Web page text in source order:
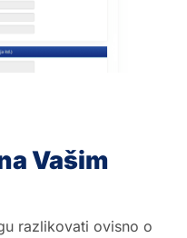
Vašim
razlikovati ovisno o